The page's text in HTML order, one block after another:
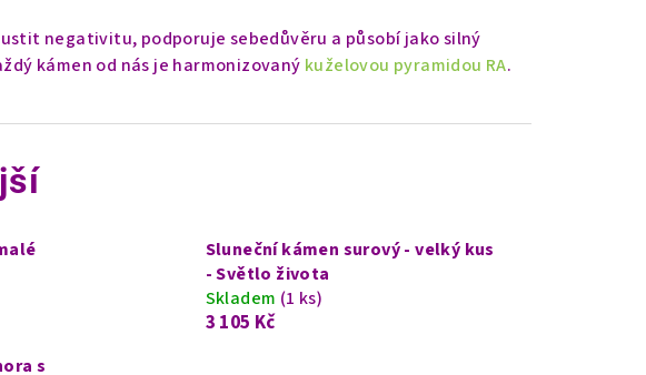
negativitu, podporuje sebedůvěru a působí jako silný
kámen od nás je harmonizovaný kuželovou pyramidou RA.
Sluneční kámen surový - velký kus
- Světlo života
Skladem (1 ks)
3 105 Kč
s